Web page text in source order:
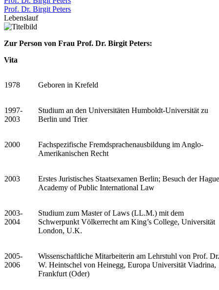
Prof. Dr. Birgit Peters
Lebenslauf
Zur Person von Frau Prof. Dr. Birgit Peters:
Vita
1978 Geboren in Krefeld
1997-
2003
Studium an den Universitäten Humboldt-Universität zu
Berlin und Trier
2000
Fachspezifische Fremdsprachenausbildung im Anglo-
Amerikanischen Recht
2003
Erstes Juristisches Staatsexamen Berlin; Besuch der Hague
Academy of Public International Law
2003-
2004
Studium zum Master of Laws (LL.M.) mit dem
Schwerpunkt Völkerrecht am King’s College, Universität
London, U.K.
2005-
2006
Wissenschaftliche Mitarbeiterin am Lehrstuhl von Prof. Dr.
W. Heintschel von Heinegg, Europa Universität Viadrina,
Frankfurt (Oder)